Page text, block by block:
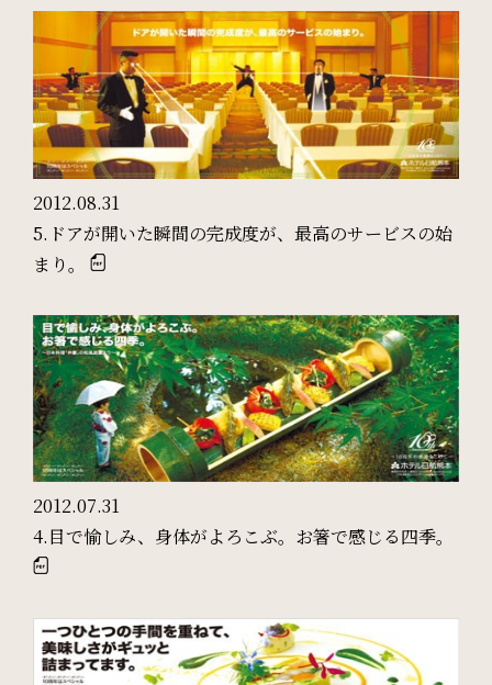
ご宿泊日を検索
検索窓
宿泊予約 航空券付き
レンタカー付き 新幹線付き
チェックイン日 - チェックアウト日
一部屋あたりのご利用人数
2012.08.31
5.ドアが開いた瞬間の完成度が、最高のサービスの始
まり。
2012.07.31
4.目で愉しみ、身体がよろこぶ。お箸で感じる四季。